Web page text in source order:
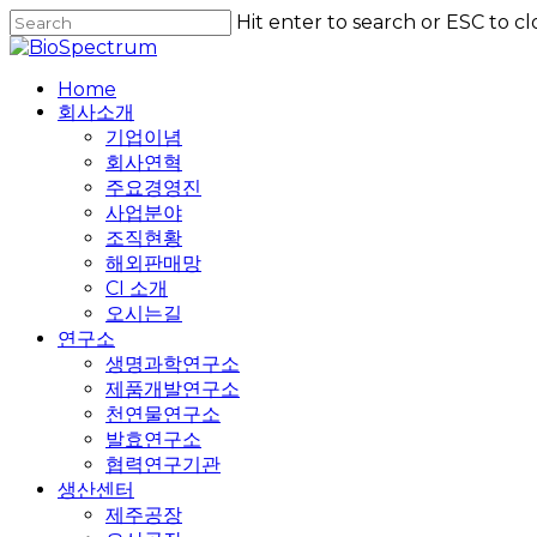
Skip
to
content
Hit enter to search or ESC to
Close
Home
회사소개
기업이념
회사연혁
주요경영진
사업분야
조직현황
해외판매망
CI 소개
오시는길
연구소
생명과학연구소
제품개발연구소
천연물연구소
발효연구소
협력연구기관
생산센터
제주공장